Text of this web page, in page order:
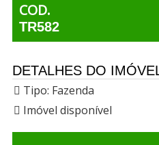
COD.
TR582
DETALHES DO
Tipo: Fazenda
Imóvel disponível